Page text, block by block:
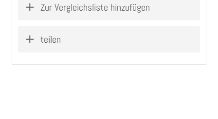
Zur Vergleichsliste hinzufügen
teilen